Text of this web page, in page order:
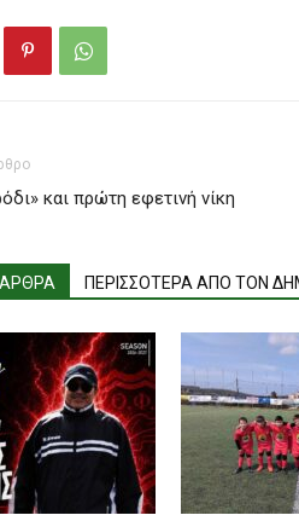
και πρώτη εφετινή νίκη
ΠΕΡΙΣΣΟΤΕΡΑ ΑΠΟ ΤΟΝ